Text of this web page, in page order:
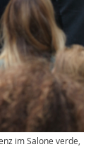
im Salone verde,